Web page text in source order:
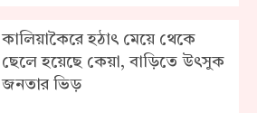
কালিয়াকৈরে হঠাৎ মেয়ে থেকে
ছেলে হয়েছে কেয়া, বাড়িতে উৎসুক
জনতার ভিড়